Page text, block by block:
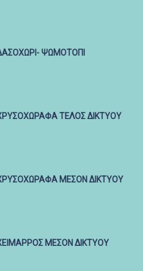
ΨΩΜΟΤΟΠΙ
ΤΕΛΟΣ ΔΙΚΤΥΟΥ
ΜΕΣΟΝ ΔΙΚΤΥΟΥ
ΜΕΣΟΝ ΔΙΚΤΥΟΥ